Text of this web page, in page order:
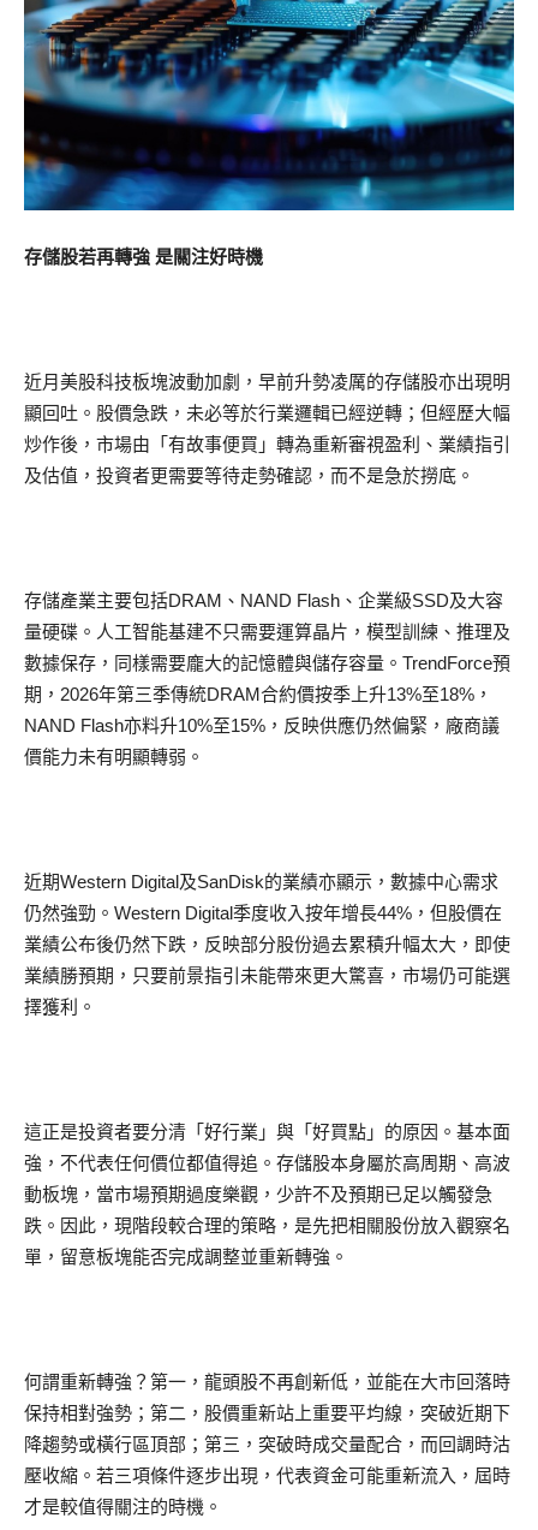
存儲股若再轉強 是關注好時機
近月美股科技板塊波動加劇，早前升勢凌厲的存儲股亦出現明
顯回吐。股價急跌，未必等於行業邏輯已經逆轉；但經歷大幅
炒作後，市場由「有故事便買」轉為重新審視盈利、業績指引
及估值，投資者更需要等待走勢確認，而不是急於撈底。
存儲產業主要包括DRAM、NAND Flash、企業級SSD及大容
量硬碟。人工智能基建不只需要運算晶片，模型訓練、推理及
數據保存，同樣需要龐大的記憶體與儲存容量。TrendForce預
期，2026年第三季傳統DRAM合約價按季上升13%至18%，
NAND Flash亦料升10%至15%，反映供應仍然偏緊，廠商議
價能力未有明顯轉弱。
近期Western Digital及SanDisk的業績亦顯示，數據中心需求
仍然強勁。Western Digital季度收入按年增長44%，但股價在
業績公布後仍然下跌，反映部分股份過去累積升幅太大，即使
業績勝預期，只要前景指引未能帶來更大驚喜，市場仍可能選
擇獲利。
這正是投資者要分清「好行業」與「好買點」的原因。基本面
強，不代表任何價位都值得追。存儲股本身屬於高周期、高波
動板塊，當市場預期過度樂觀，少許不及預期已足以觸發急
跌。因此，現階段較合理的策略，是先把相關股份放入觀察名
單，留意板塊能否完成調整並重新轉強。
何謂重新轉強？第一，龍頭股不再創新低，並能在大市回落時
保持相對強勢；第二，股價重新站上重要平均線，突破近期下
降趨勢或橫行區頂部；第三，突破時成交量配合，而回調時沽
壓收縮。若三項條件逐步出現，代表資金可能重新流入，屆時
才是較值得關注的時機。